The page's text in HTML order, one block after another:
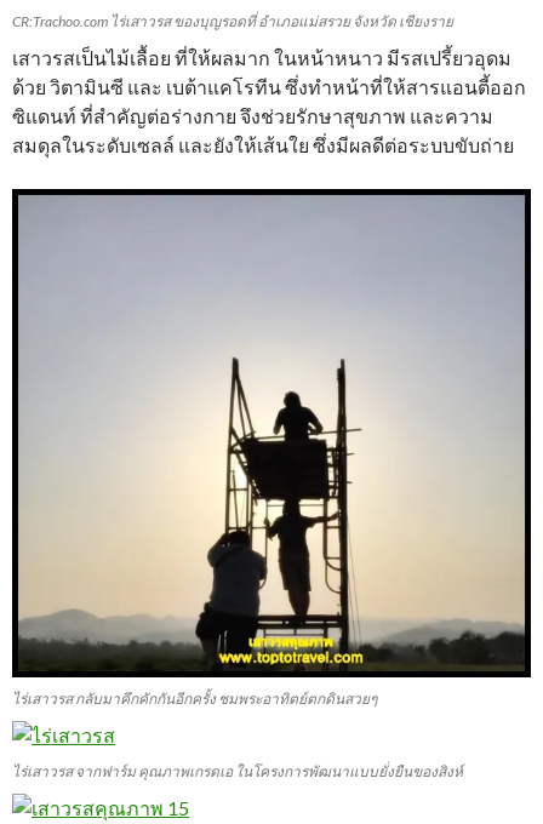
CR:Trachoo.com ไร่เสาวรส ของบุญรอดที่ อำเภอแม่สรวย จังหวัด เชียงราย
เสาวรสเป็นไม้เลื้อย ที่ให้ผลมาก ในหน้าหนาว มีรสเปรี้ยวอุดม
ด้วย วิตามินซี และ เบต้าแคโรทีน ซึ่งทำหน้าที่ให้สารแอนตี้ออก
ซิแดนท์ ที่สำคัญต่อร่างกาย จึงช่วยรักษาสุขภาพ และความ
สมดุลในระดับเซลล์ และยังให้เส้นใย ซึ่งมีผลดีต่อระบบขับถ่าย
ไร่เสาวรส กลับมาคึกคักกันอีกครั้ง ชมพระอาทิตย์ตกดินสวยๆ
ไร่เสาวรส จากฟาร์ม คุณภาพเกรดเอ ในโครงการพัฒนาแบบยั่งยืนของสิงห์